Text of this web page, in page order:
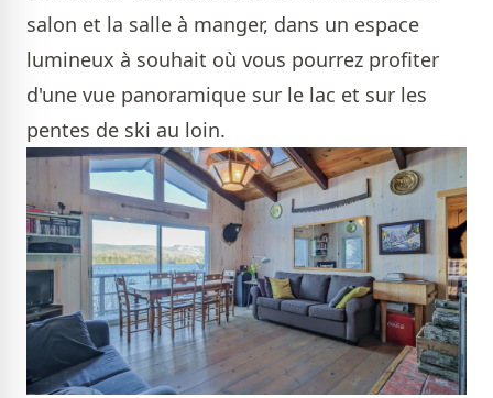
salon et la salle à manger, dans un espace
lumineux à souhait où vous pourrez profiter
d'une vue panoramique sur le lac et sur les
pentes de ski au loin.